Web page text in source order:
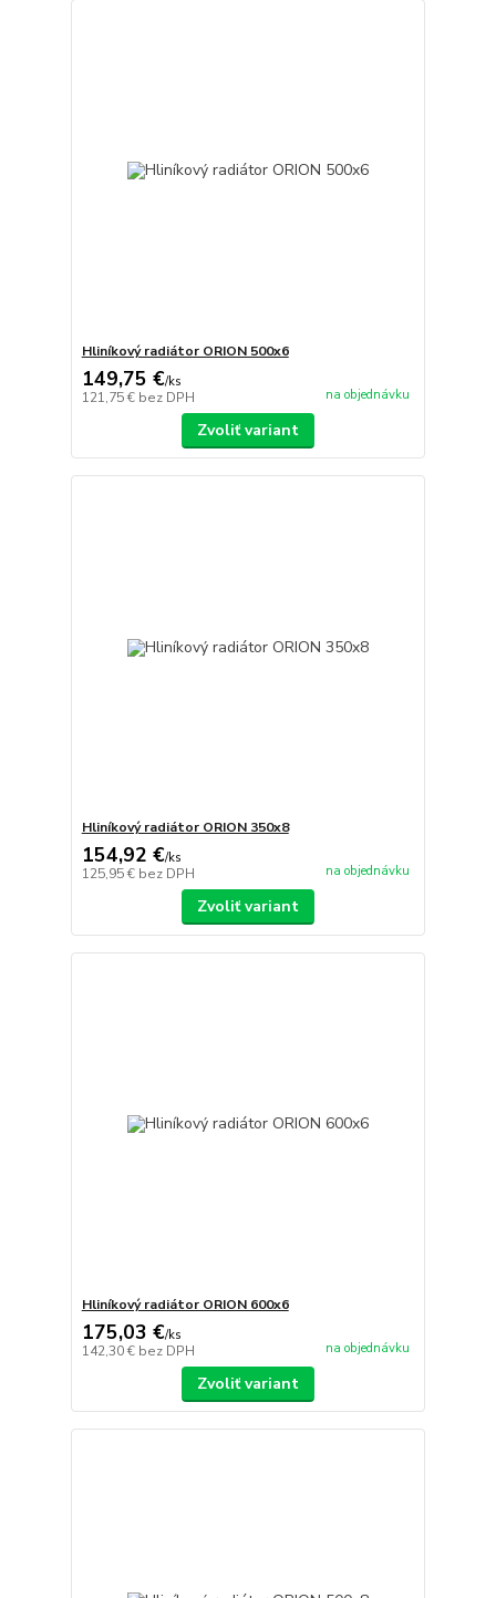
Hliníkový radiátor ORION 500x6
149,75 €/ks
121,75 € bez DPH na objednávku
Zvoliť variant
Hliníkový radiátor ORION 350x8
154,92 €/ks
125,95 € bez DPH na objednávku
Zvoliť variant
Hliníkový radiátor ORION 600x6
175,03 €/ks
142,30 € bez DPH na objednávku
Zvoliť variant